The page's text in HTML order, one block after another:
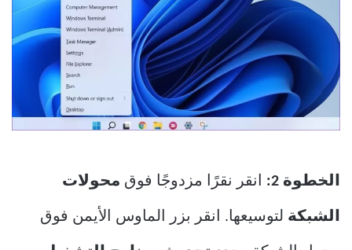
الخطوة 2: انقر نقرًا مزدوجًا فوق محولات
الشبكة لتوسيعها. انقر بزر الماوس الأيمن فوق